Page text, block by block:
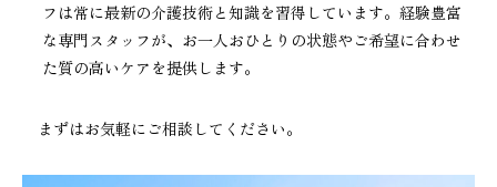
フは常に最新の介護技術と知識を習得しています。経験豊富
な専門スタッフが、お一人おひとりの状態やご希望に合わせ
た質の高いケアを提供します。
まずはお気軽にご相談してください。